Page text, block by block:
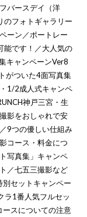
バースデイ（洋
のフォトギャラリー
ーン ／ポートレー
です！ ／大人気の
キャンペーンVer8
がついた4面写真集
1/2成人式キャンペ
神戸三宮・生
影をおしゃれで安
／9つの優しい仕組み
コース・料金につ
写真集」キャンペ
／七五三撮影など
セットキャンペー
ラ1番人気フルセッ
スについての注意